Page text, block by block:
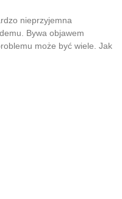
nieprzyjemna
Bywa objawem
może być wiele. Jak